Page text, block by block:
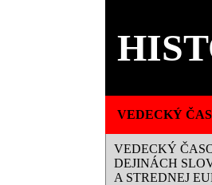
VEDECKÝ
VEDECKÝ
DEJINÁCH
A STREDNEJ